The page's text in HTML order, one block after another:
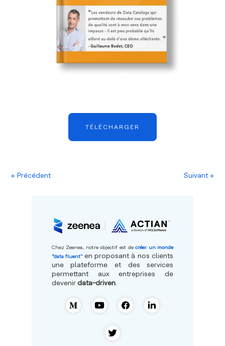
TÉLÉCHARGER
←Précédent Suivant→
Chez Zeenea, notre objectif est decréer un monde
“data fluent” en proposant à nos clients
une plateforme et des services
permettant aux entreprises de
devenirdata-driven.